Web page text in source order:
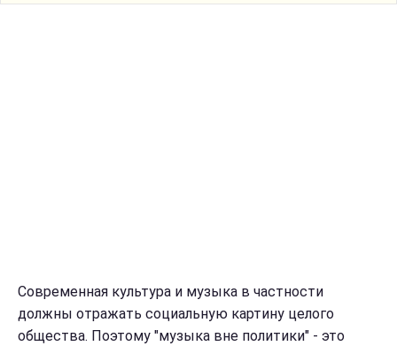
Современная культура и музыка в частности
должны отражать социальную картину целого
общества. Поэтому "музыка вне политики" - это